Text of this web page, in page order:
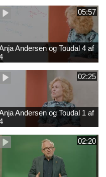
05:57
Andersen og Toudal 4 af
02:25
Andersen og Toudal 1 af
02:20